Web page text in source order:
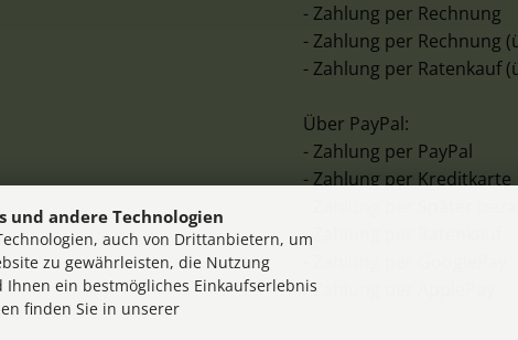
- Zahlung per Rechnung
- Zahlung per Rechnung
- Zahlung per Ratenkauf
Über PayPal:
- Zahlung per PayPal
- Zahlung per Kreditkarte
- Zahlung per Ratenkauf
- Zahlung per ApplePay
und andere Technologien
auch von Drittanbietern, um
zu gewährleisten, die Nutzung
ein bestmögliches Einkaufserlebnis
finden Sie in unserer